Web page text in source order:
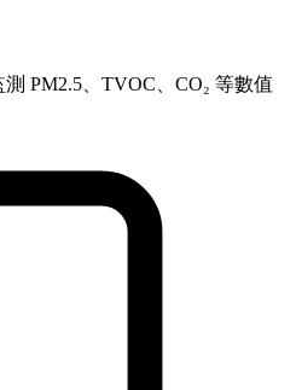
PM2.5、TVOC、CO₂ 等數值